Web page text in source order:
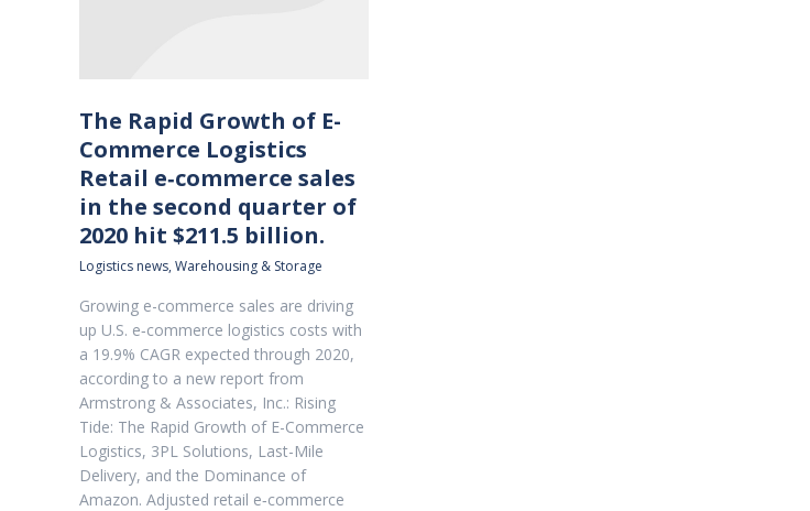
The Rapid Growth of E-
Commerce Logistics
Retail e‐commerce sales
in the second quarter of
2020 hit $211.5 billion.
Logistics news, Warehousing & Storage
Growing e-commerce sales are driving
up U.S. e‐commerce logistics costs with
a 19.9% CAGR expected through 2020,
according to a new report from
Armstrong & Associates, Inc.: Rising
Tide: The Rapid Growth of E-Commerce
Logistics, 3PL Solutions, Last-Mile
Delivery, and the Dominance of
Amazon. Adjusted retail e‐commerce